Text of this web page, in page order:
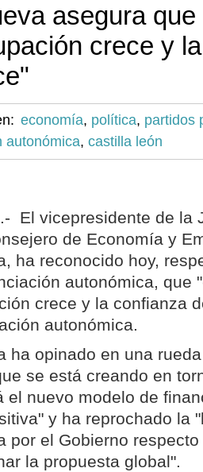
asegura
crece y
economía, política, partidos
autonómica, castilla león
El vicepresidente de la
de Economía y
ha reconocido hoy,
autonómica, que
crece y la confianza
autonómica.
ha opinado en una
se está creando en
el nuevo modelo de
y ha reprochado la
por el Gobierno
la propuesta global".